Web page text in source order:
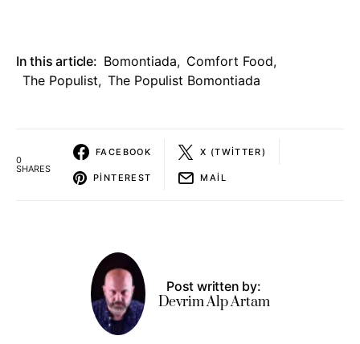
In this article: Bomontiada, Comfort Food,
The Populist, The Populist Bomontiada
0
SHARES
FACEBOOK X (TWITTER)
PINTEREST MAIL
Post written by:
Devrim Alp Artam